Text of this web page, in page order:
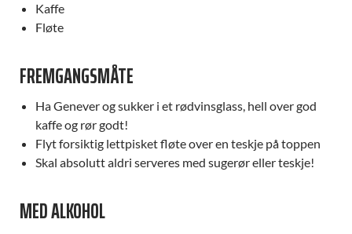
Kaffe
Fløte
FREMGANGSMÅTE
Ha Genever og sukker i et rødvinsglass, hell over god
kaffe og rør godt!
Flyt forsiktig lettpisket fløte over en teskje på toppen
Skal absolutt aldri serveres med sugerør eller teskje!
MED ALKOHOL